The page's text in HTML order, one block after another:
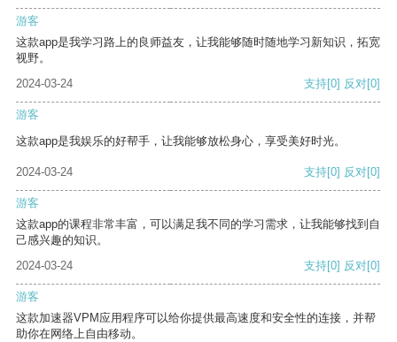
游客
这款app是我学习路上的良师益友，让我能够随时随地学习新知识，拓宽
视野。
2024-03-24
支持[0] 反对[0]
游客
这款app是我娱乐的好帮手，让我能够放松身心，享受美好时光。
2024-03-24 支持[0] 反对[0]
游客
这款app的课程非常丰富，可以满足我不同的学习需求，让我能够找到自
己感兴趣的知识。
2024-03-24
支持[0] 反对[0]
游客
这款加速器VPM应用程序可以给你提供最高速度和安全性的连接，并帮
助你在网络上自由移动。